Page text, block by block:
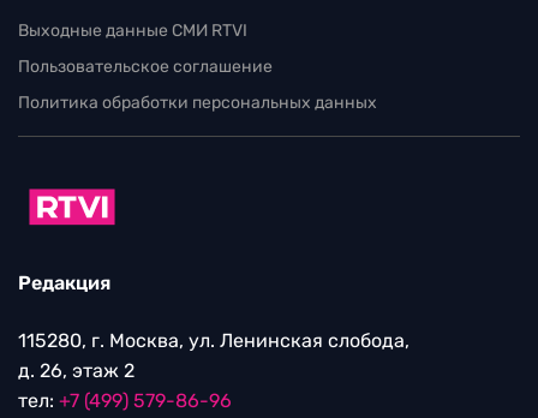
Выходные данные СМИ RTVI
Пользовательское соглашение
Политика обработки персональных данных
Редакция
115280, г. Москва, ул. Ленинская слобода,
д. 26, этаж 2
тел: +7 (499) 579-86-96